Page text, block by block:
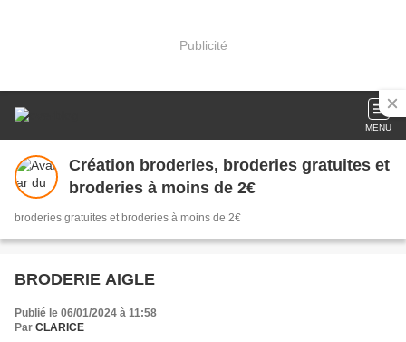
Publicité
MENU
Création broderies, broderies gratuites et
broderies à moins de 2€
broderies gratuites et broderies à moins de 2€
BRODERIE AIGLE
Publié le 06/01/2024 à 11:58
Par CLARICE